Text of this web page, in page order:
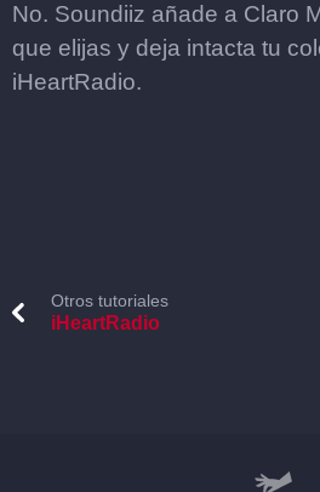
No. Soundiiz añade a Claro
que elijas y deja intacta tu
iHeartRadio.
Otros tutoriales
iHeartRadio